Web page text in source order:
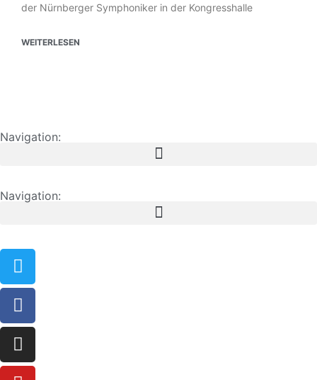
der Nürnberger Symphoniker in der Kongresshalle
WEITERLESEN
Navigation:
Navigation: